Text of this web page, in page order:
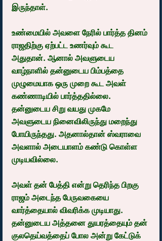
இருந்தாள்.
உண்மையில் அவளை நேரில் பார்த்த தினம்
ராஜதிற்கு ஏற்பட்ட உணர்வும் கூட
அதுதான். ஆனால் அவளுடைய
வாழ்நாளில் தன்னுடைய பிம்பத்தை
முழுமையாக ஒரு முறை கூட அவள்
கண்ணாடியில் பார்த்ததில்லை.
தன்னுடைய சிறு வயது முகமே
அவளுடைய நினைவிலிருந்து மறைந்து
போயிருந்தது. அதனால்தான் ஸ்வராவை
அவளால் அடையாளம் கண்டு கொள்ள
முடியவில்லை.
அவள் தன் பேத்தி என்று தெரிந்த பிறகு
ராஜம் அடைந்த பேருவகையை
வார்த்தையால் விவரிக்க முடியாது.
தன்னுடைய அத்தனை துயரத்தையும் தன்
குலதெய்வத்தைப் போல அன்று கேட்டுக்